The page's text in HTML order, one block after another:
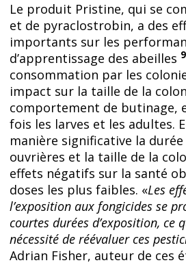
Le produit Pristine, qui se
et de pyraclostrobin, a des
importants sur les
d’apprentissage des abeilles 9
consommation par les
impact sur la taille de la
comportement de butinage,
fois les larves et les adultes.
manière significative la durée
ouvrières et la taille de la
effets négatifs sur la santé
doses les plus faibles. «Les
l’exposition aux fongicides se
courtes durées d’exposition, ce
nécessité de réévaluer ces
Adrian Fisher, auteur de ces